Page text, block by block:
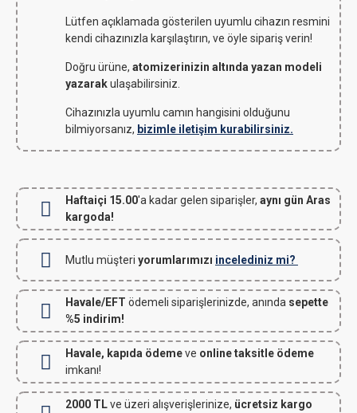
Lütfen açıklamada gösterilen uyumlu cihazın resmini
kendi cihazınızla karşılaştırın, ve öyle sipariş verin!
Doğru ürüne, atomizerinizin altında yazan modeli
yazarakulaşabilirsiniz.
Cihazınızla uyumlu camın hangisini olduğunu
bilmiyorsanız, bizimle iletişim kurabilirsiniz.
Haftaiçi 15.00'a kadar gelen siparişler, aynı gün Aras
kargoda!
Mutlu müşteri yorumlarımızı incelediniz mi?
Havale/EFT ödemeli siparişlerinizde, anında sepette
%5 indirim!
Havale, kapıda ödemeve online taksitle ödeme
imkanı!
2000 TLve üzeri alışverişlerinize, ücretsiz kargo